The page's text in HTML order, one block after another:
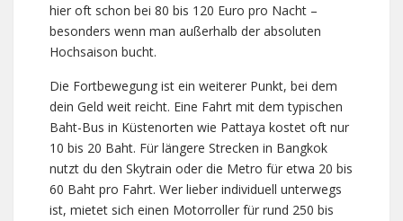
hier oft schon bei 80 bis 120 Euro pro Nacht –
besonders wenn man außerhalb der absoluten
Hochsaison bucht.
Die Fortbewegung ist ein weiterer Punkt, bei dem
dein Geld weit reicht. Eine Fahrt mit dem typischen
Baht-Bus in Küstenorten wie Pattaya kostet oft nur
10 bis 20 Baht. Für längere Strecken in Bangkok
nutzt du den Skytrain oder die Metro für etwa 20 bis
60 Baht pro Fahrt. Wer lieber individuell unterwegs
ist, mietet sich einen Motorroller für rund 250 bis